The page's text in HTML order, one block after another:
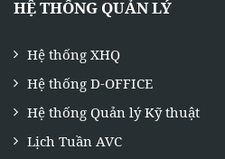
HỆ THỐNG QUẢN LÝ
Hệ thống XHQ
Hệ thống D-OFFICE
Hệ thống Quản lý Kỹ thuật
Lịch Tuần AVC